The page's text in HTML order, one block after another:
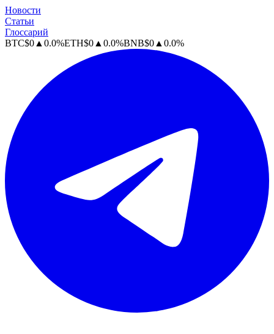
Новости
Статьи
Глоссарий
BTC$0 ▲ 0.0%ETH$0 ▲ 0.0%BNB$0 ▲ 0.0%